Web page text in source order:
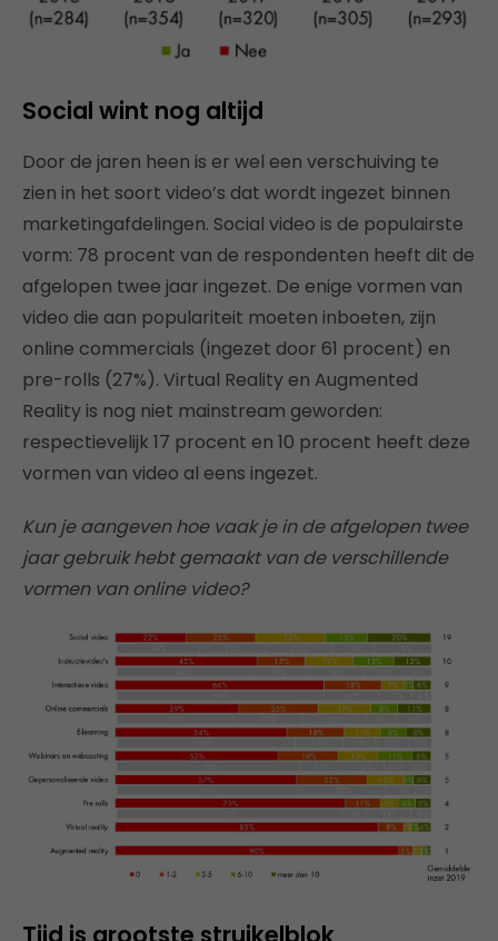
Social wint nog altijd
Door de jaren heen is er wel een verschuiving te
zien in het soort video’s dat wordt ingezet binnen
marketingafdelingen. Social video is de populairste
vorm: 78 procent van de respondenten heeft dit de
afgelopen twee jaar ingezet. De enige vormen van
video die aan populariteit moeten inboeten, zijn
online commercials (ingezet door 61 procent) en
pre-rolls (27%). Virtual Reality en Augmented
Reality is nog niet mainstream geworden:
respectievelijk 17 procent en 10 procent heeft deze
vormen van video al eens ingezet.
Kun je aangeven hoe vaak je in de afgelopen twee
jaar gebruik hebt gemaakt van de verschillende
vormen van online video?